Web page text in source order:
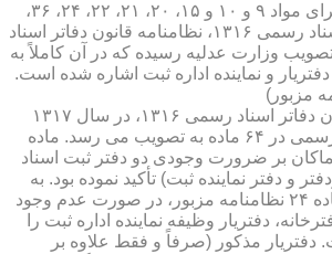
در سال ۱۳۱۶ و در اجرای مواد ۹ و ۱۰ و ۱۵، ۲۰، ۲۱، ۲۲، ۲۴، ۳۶،
۵۳، ۵۷ قانون دفاتر اسناد رسمی ۱۳۱۶، نظامنامه قانون دفاتر اسناد
ماده به تصویب وزارت عدلیه رسیده كه در آن كاملاً به
و نماینده اداره ثبت اشاره شده است.
براساس ماده ۴۷ قانون دفاتر اسناد رسمی ۱۳۱۶، در سال ۱۳۱۷
آئین نامه دفاتر اسناد رسمی در ۶۴ ماده به تصویب می رسد. ماده
كماكان بر ضرورت وجودی دو دفتر ثبت اسناد
و دفتر نماینده ثبت) تأكید نموده بود. به
همین دلیل، بر طبق ماده ۲۴ نظامنامه مزبور، در صورت عدم وجود
دفتریار وظیفه نماینده اداره ثبت را
دفتریار مذكور (صرفاً و فقط علاوه بر